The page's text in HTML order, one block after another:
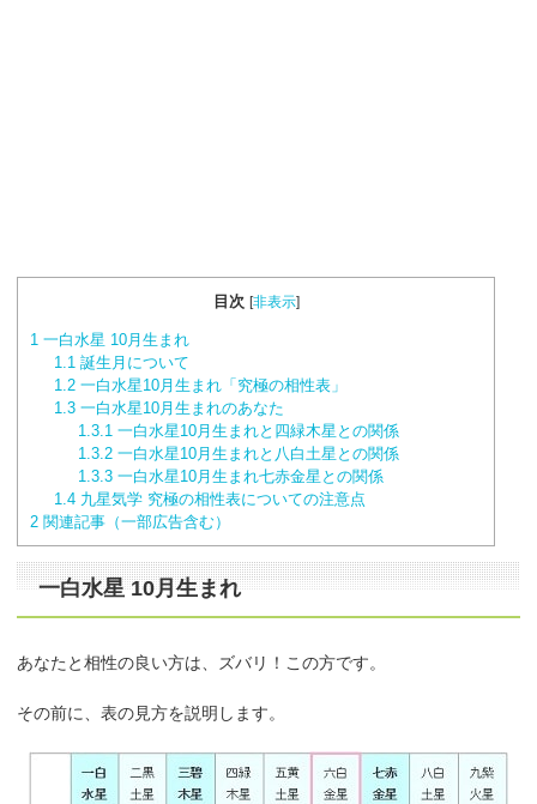
目次 [非表示]
1 一白水星 10月生まれ
1.1 誕生月について
1.2 一白水星10月生まれ「究極の相性表」
1.3 一白水星10月生まれのあなた
1.3.1 一白水星10月生まれと四緑木星との関係
1.3.2 一白水星10月生まれと八白土星との関係
1.3.3 一白水星10月生まれ七赤金星との関係
1.4 九星気学 究極の相性表についての注意点
2 関連記事（一部広告含む）
一白水星 10月生まれ
あなたと相性の良い方は、ズバリ！この方です。
その前に、表の見方を説明します。